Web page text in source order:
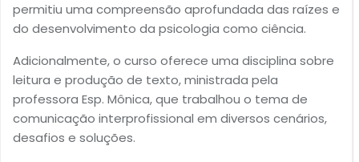
permitiu uma compreensão aprofundada das raízes e
do desenvolvimento da psicologia como ciência.
Adicionalmente, o curso oferece uma disciplina sobre
leitura e produção de texto, ministrada pela
professora Esp. Mônica, que trabalhou o tema de
comunicação interprofissional em diversos cenários,
desafios e soluções.